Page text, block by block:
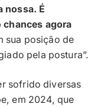
nossa. É
agora
sua posição de
pela postura”.
sofrido diversas
em 2024, que